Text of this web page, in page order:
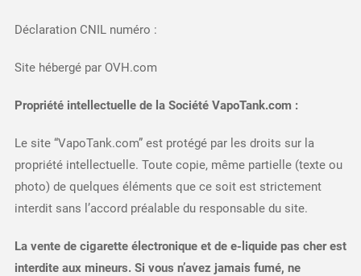
Déclaration CNIL numéro :
Site hébergé par OVH.com
Propriété intellectuelle de la Société VapoTank.com :
Le site “VapoTank.com” est protégé par les droits sur la
propriété intellectuelle. Toute copie, même partielle (texte ou
photo) de quelques éléments que ce soit est strictement
interdit sans l’accord préalable du responsable du site.
La vente de cigarette électronique et de e-liquide pas cher est
interdite aux mineurs. Si vous n’avez jamais fumé, ne